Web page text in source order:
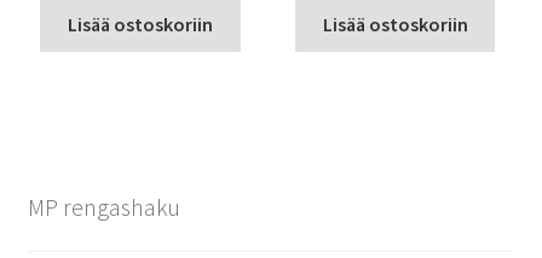
Lisää ostoskoriin Lisää ostoskoriin
MP rengashaku